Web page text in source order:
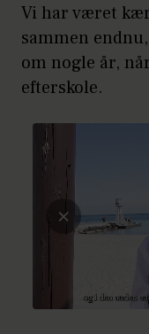
Vi har været
sammen
om nogle år,
efterskole.